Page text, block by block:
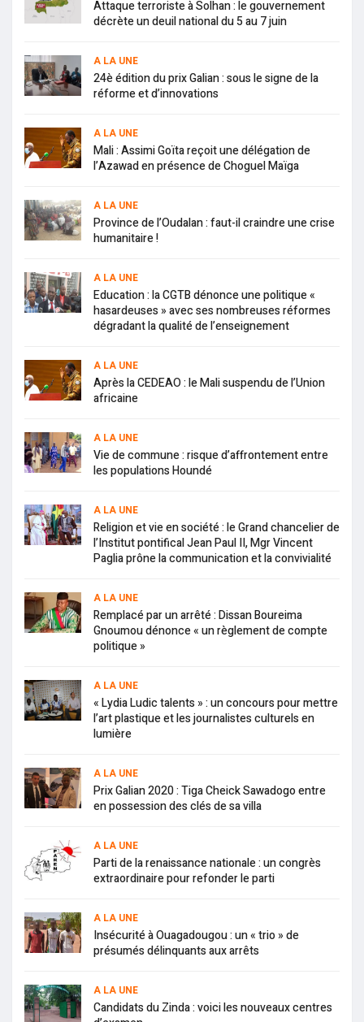
Attaque terroriste à Solhan : le gouvernement
décrète un deuil national du 5 au 7 juin
A LA UNE
24è édition du prix Galian : sous le signe de la
réforme et d’innovations
A LA UNE
Mali : Assimi Goïta reçoit une délégation de
l’Azawad en présence de Choguel Maïga
A LA UNE
Province de l’Oudalan : faut-il craindre une crise
humanitaire !
A LA UNE
Education : la CGTB dénonce une politique «
hasardeuses » avec ses nombreuses réformes
dégradant la qualité de l’enseignement
A LA UNE
Après la CEDEAO : le Mali suspendu de l’Union
africaine
A LA UNE
Vie de commune : risque d’affrontement entre
les populations Houndé
A LA UNE
Religion et vie en société : le Grand chancelier de
l’Institut pontifical Jean Paul II, Mgr Vincent
Paglia prône la communication et la convivialité
A LA UNE
Remplacé par un arrêté : Dissan Boureima
Gnoumou dénonce « un règlement de compte
politique »
A LA UNE
« Lydia Ludic talents » : un concours pour mettre
l’art plastique et les journalistes culturels en
lumière
A LA UNE
Prix Galian 2020 : Tiga Cheick Sawadogo entre
en possession des clés de sa villa
A LA UNE
Parti de la renaissance nationale : un congrès
extraordinaire pour refonder le parti
A LA UNE
Insécurité à Ouagadougou : un « trio » de
présumés délinquants aux arrêts
A LA UNE
Candidats du Zinda : voici les nouveaux centres